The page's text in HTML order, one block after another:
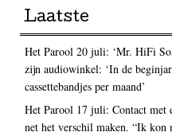
Laatste
Het Parool 20 juli: ‘Mr. HiFi
zijn audiowinkel: ‘In de
cassettebandjes per maand’
Het Parool 17 juli: Contact met
net het verschil maken. “Ik kon